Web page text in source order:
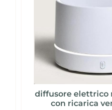
diffusore elettrico
con ricarica